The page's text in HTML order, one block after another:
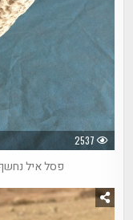
2537
פסל איל